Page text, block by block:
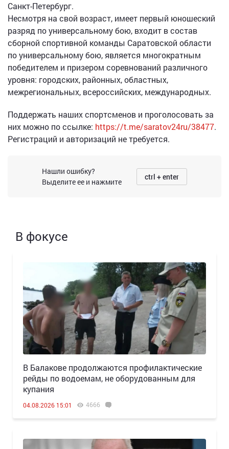
Санкт-Петербург.
Несмотря на свой возраст, имеет первый юношеский
разряд по универсальному бою, входит в состав
сборной спортивной команды Саратовской области
по универсальному бою, является многократным
победителем и призером соревнований различного
уровня: городских, районных, областных,
межрегиональных, всероссийских, международных.
Поддержать наших спортсменов и проголосовать за
них можно по ссылке: https://t.me/saratov24ru/38477.
Регистраций и авторизаций не требуется.
Нашли ошибку?
Выделите ее и нажмите
ctrl + enter
В фокусе
В Балакове продолжаются профилактические
рейды по водоемам, не оборудованным для
купания
04.08.2026 15:01 4666